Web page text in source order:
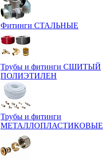
Фитинги СТАЛЬНЫЕ
Трубы и фитинги СШИТЫЙ
ПОЛИЭТИЛЕН
Трубы и фитинги
МЕТАЛЛОПЛАСТИКОВЫЕ